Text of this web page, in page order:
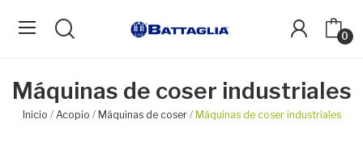
0
Máquinas de coser industriales
Inicio Acopio Máquinas de coser Máquinas de coser industriales